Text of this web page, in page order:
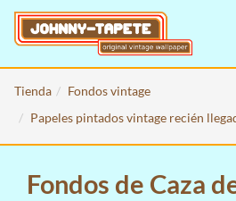
Tienda
Fondos vintage
Papeles pintados vintage recién
Fondos de Caza